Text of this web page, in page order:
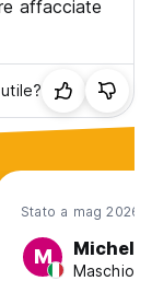
affacciate
Stato a mag 2026
M
Maschio,